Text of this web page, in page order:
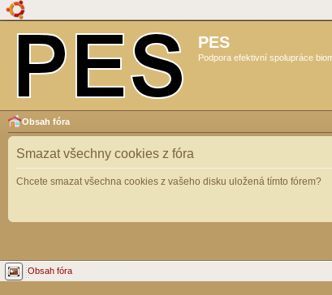
PES
Podpora efektivní spolupráce
Obsah fóra
Smazat všechny cookies z fóra
Chcete smazat všechna cookies z vašeho disku uložená tímto fórem?
Obsah fóra